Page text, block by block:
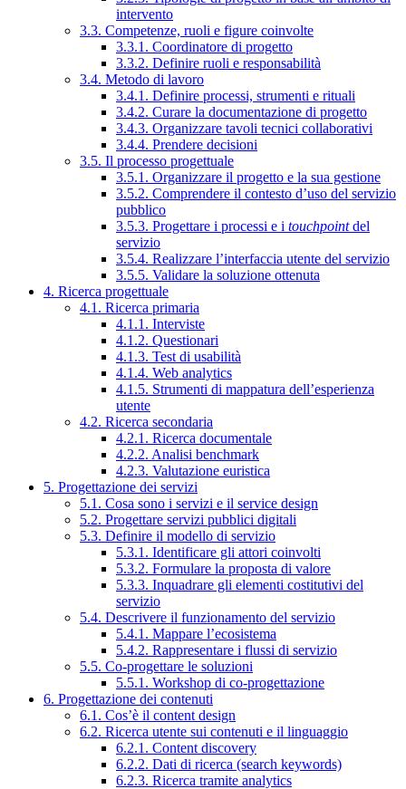
intervento
3.3. Competenze, ruoli e figure coinvolte
3.3.1. Coordinatore di progetto
3.3.2. Definire ruoli e responsabilità
3.4. Metodo di lavoro
3.4.1. Definire processi, strumenti e rituali
3.4.2. Curare la documentazione di progetto
3.4.3. Organizzare tavoli tecnici collaborativi
3.4.4. Prendere decisioni
3.5. Il processo progettuale
3.5.1. Organizzare il progetto e la sua gestione
3.5.2. Comprendere il contesto d’uso del servizio
pubblico
3.5.3. Progettare i processi e i touchpointdel
servizio
3.5.4. Realizzare l’interfaccia utente del servizio
3.5.5. Validare la soluzione ottenuta
4. Ricerca progettuale
4.1. Ricerca primaria
4.1.1. Interviste
4.1.2. Questionari
4.1.3. Test di usabilità
4.1.4. Web analytics
4.1.5. Strumenti di mappatura dell’esperienza
utente
4.2. Ricerca secondaria
4.2.1. Ricerca documentale
4.2.2. Analisi benchmark
4.2.3. Valutazione euristica
5. Progettazione dei servizi
5.1. Cosa sono i servizi e il service design
5.2. Progettare servizi pubblici digitali
5.3. Definire il modello di servizio
5.3.1. Identificare gli attori coinvolti
5.3.2. Formulare la proposta di valore
5.3.3. Inquadrare gli elementi costitutivi del
servizio
5.4. Descrivere il funzionamento del servizio
5.4.1. Mappare l’ecosistema
5.4.2. Rappresentare i flussi di servizio
5.5. Co-progettare le soluzioni
5.5.1. Workshop di co-progettazione
6. Progettazione dei contenuti
6.1. Cos’è il content design
6.2. Ricerca utente sui contenuti e il linguaggio
6.2.1. Content discovery
6.2.2. Dati di ricerca (search keywords)
6.2.3. Ricerca tramite analytics